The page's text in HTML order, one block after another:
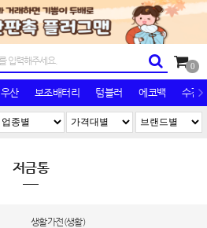
0
우산 보조배터리 텀블러 에코백 수건/
저금통
생활가전(생활)